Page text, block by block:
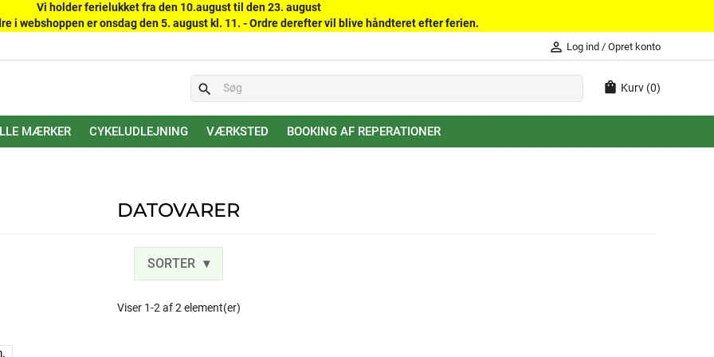
Vi holder ferielukket fra den 10.august til den 23. august
i webshoppen er onsdag den 5. august kl. 11. - Ordre derefter vil blive håndteret efter ferien.
person_outline Log ind / Opret konto
search shopping_bag Kurv (0)
MÆRKER CYKELUDLEJNING VÆRKSTED BOOKING AF REPERATIONER
DATOVARER
SORTER
Viser 1-2 af 2 element(er)